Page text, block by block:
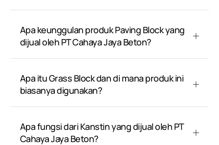
Apa keunggulan produk Paving Block yang
dijual oleh PT Cahaya Jaya Beton?
Apa itu Grass Block dan di mana produk ini
biasanya digunakan?
Apa fungsi dari Kanstin yang dijual oleh PT
Cahaya Jaya Beton?